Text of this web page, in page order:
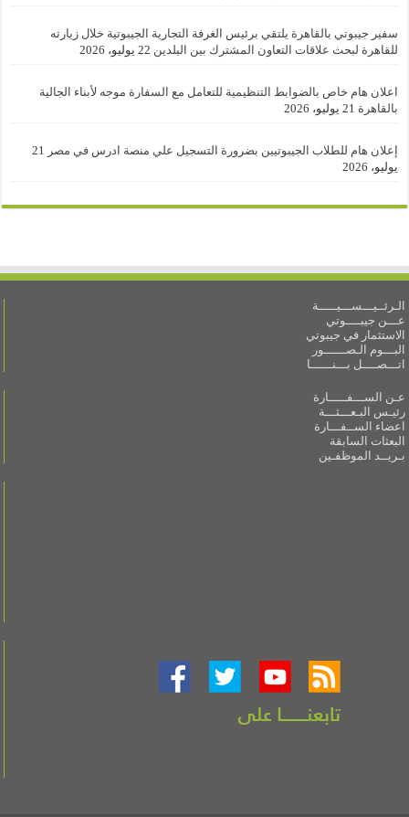
سفير جيبوتي بالقاهرة يلتقي برئيس الغرفة التجارية الجيبوتية خلال زيارته
للقاهرة لبحث علاقات التعاون المشترك بين البلدين 22 يوليو، 2026
اعلان هام خاص بالضوابط التنظيمية للتعامل مع السفارة موجه لأبناء الجالية
بالقاهرة 21 يوليو، 2026
إعلان هام للطلاب الجيبوتيين بضرورة التسجيل علي منصة ادرس في مصر 21
يوليو، 2026
الـرئــيـــســـيـــــة
عـــن جيبــــوتي
الاستثمار في جيبوتي
البـــوم الـصــــــور
اتـــصــــل بـــنــــــا
عـن الســـفـــــارة
رئيـس البـعـــثـــة
اعضاء الســفـــارة
البعثات السابقة
بـريــد الموظفـين